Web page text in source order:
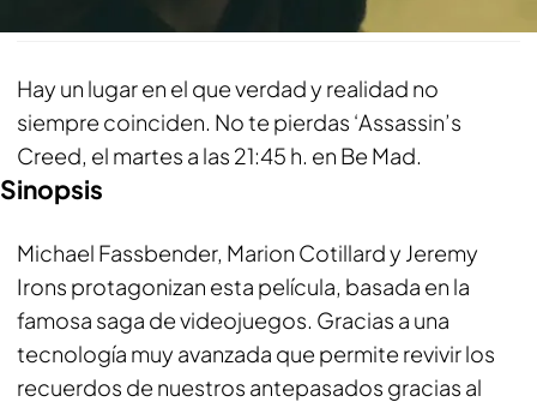
Hay un lugar en el que verdad y realidad no
siempre coinciden. No te pierdas ‘Assassin’s
Creed, el martes a las 21:45 h. en Be Mad.
Sinopsis
Michael Fassbender, Marion Cotillard y Jeremy
Irons protagonizan esta película, basada en la
famosa saga de videojuegos. Gracias a una
tecnología muy avanzada que permite revivir los
recuerdos de nuestros antepasados gracias al